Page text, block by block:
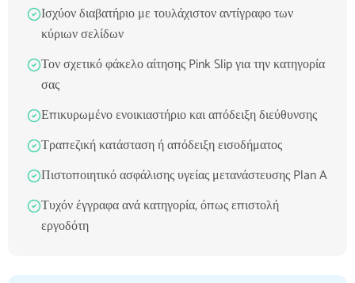
Ισχύον διαβατήριο με τουλάχιστον αντίγραφο των
κύριων σελίδων
Τον σχετικό φάκελο αίτησης Pink Slip για την κατηγορία
σας
Επικυρωμένο ενοικιαστήριο και απόδειξη διεύθυνσης
Τραπεζική κατάσταση ή απόδειξη εισοδήματος
Πιστοποιητικό ασφάλισης υγείας μετανάστευσης Plan A
Τυχόν έγγραφα ανά κατηγορία, όπως επιστολή
εργοδότη